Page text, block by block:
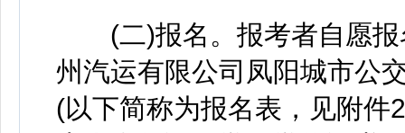
(二)报名。报考者自愿报
州汽运有限公司凤阳城市公
(以下简称为报名表，见附件